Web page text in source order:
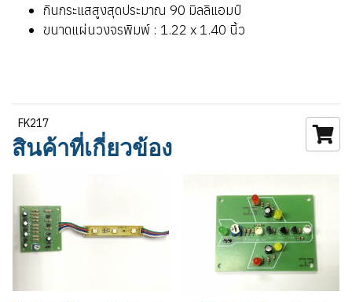
กินกระแสสูงสุดประมาณ 90 มิลลิแอมป์
ขนาดแผ่นวงจรพิมพ์ : 1.22 x 1.40 นิ้ว
FK217
สินค้าที่เกี่ยวข้อง